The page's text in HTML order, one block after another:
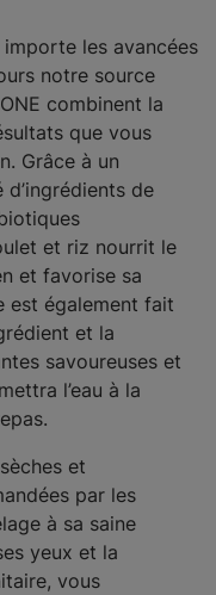
importe les avancées
notre source
combinent la
que vous
Grâce à un
de
et riz nourrit le
et favorise sa
est également fait
et la
savoureuses et
l’eau à la
et
par les
à sa saine
yeux et la
vous